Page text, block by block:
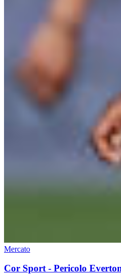
Mercato
Cor Sport - Pericolo